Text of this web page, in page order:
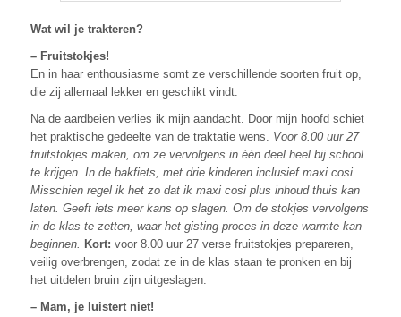
Wat wil je trakteren?
– Fruitstokjes!
En in haar enthousiasme somt ze verschillende soorten fruit op,
die zij allemaal lekker en geschikt vindt.
Na de aardbeien verlies ik mijn aandacht. Door mijn hoofd schiet
het praktische gedeelte van de traktatie wens. Voor 8.00 uur 27
fruitstokjes maken, om ze vervolgens in één deel heel bij school
te krijgen. In de bakfiets, met drie kinderen inclusief maxi cosi.
Misschien regel ik het zo dat ik maxi cosi plus inhoud thuis kan
laten. Geeft iets meer kans op slagen. Om de stokjes vervolgens
in de klas te zetten, waar het gisting proces in deze warmte kan
beginnen. Kort: voor 8.00 uur 27 verse fruitstokjes prepareren,
veilig overbrengen, zodat ze in de klas staan te pronken en bij
het uitdelen bruin zijn uitgeslagen.
– Mam, je luistert niet!